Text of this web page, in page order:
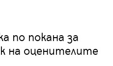
по покана за
на оценителите